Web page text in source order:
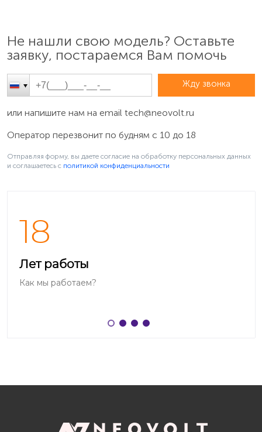
Не нашли свою модель? Оставьте
заявку, постараемся Вам помочь
Жду звонка
или напишите нам на email tech@neovolt.ru
Оператор перезвонит по будням с 10 до 18
Отправляя форму, вы даете согласие на обработку персональных данных
и соглашаетесь c политикой конфиденциальности
18
Лет работы
Как мы работаем?